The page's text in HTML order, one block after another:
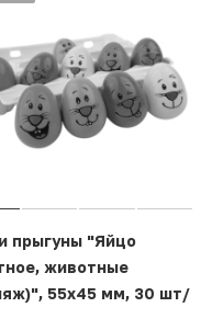
прыгуны "Яйцо
животные
55х45 мм, 30 шт/